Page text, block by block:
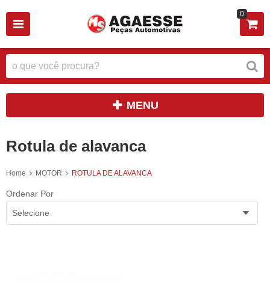
0
MENU
Rotula de alavanca
Home MOTOR ROTULA DE ALAVANCA
Ordenar Por
Selecione